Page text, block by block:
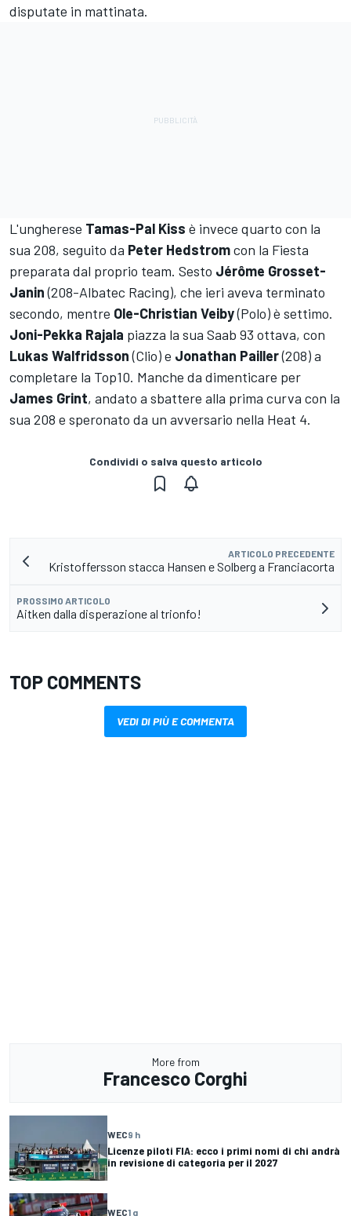
disputate in mattinata.
L'ungherese Tamas-Pal Kiss è invece quarto con la
sua 208, seguito da Peter Hedstromcon la Fiesta
preparata dal proprio team. Sesto Jérôme Grosset-
Janin(208-Albatec Racing), che ieri aveva terminato
secondo, mentre Ole-Christian Veiby(Polo) è settimo.
Joni-Pekka Rajala piazza la sua Saab 93 ottava, con
Lukas Walfridsson(Clio) e Jonathan Pailler(208) a
completare la Top10. Manche da dimenticare per
James Grint, andato a sbattere alla prima curva con la
sua 208 e speronato da un avversario nella Heat 4.
Condividi o salva questo articolo
ARTICOLO PRECEDENTE
Kristoffersson stacca Hansen e Solberg a Franciacorta
PROSSIMO ARTICOLO
Aitken dalla disperazione al trionfo!
TOP COMMENTS
VEDI DI PIÙ E COMMENTA
More from
Francesco Corghi
WEC9 h
Licenze piloti FIA: ecco i primi nomi di chi andrà
in revisione di categoria per il 2027
WEC1 g